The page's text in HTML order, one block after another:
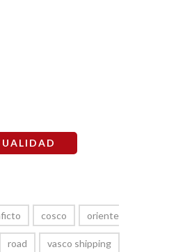
cosco oriente
road vasco shipping